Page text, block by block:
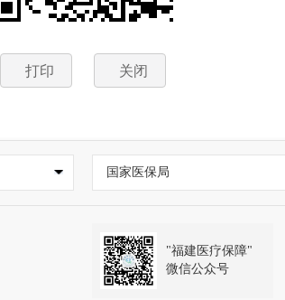
打印 关闭
国家医保局
"福建医疗保障"
微信公众号